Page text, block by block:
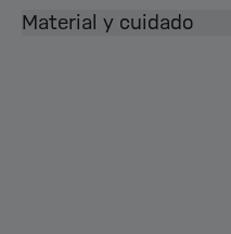
Material y cuidado